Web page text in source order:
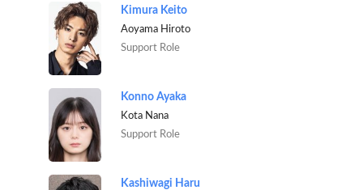
Kimura Keito
Aoyama Hiroto
Support Role
Konno Ayaka
Kota Nana
Support Role
Kashiwagi Haru